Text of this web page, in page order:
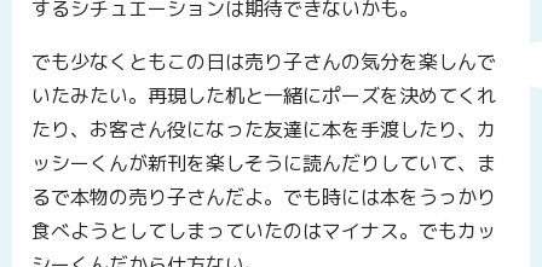
するシチュエーションは期待できないかも。
でも少なくともこの日は売り子さんの気分を楽しんで
いたみたい。再現した机と一緒にポーズを決めてくれ
たり、お客さん役になった友達に本を手渡したり、カ
ッシーくんが新刊を楽しそうに読んだりしていて、ま
るで本物の売り子さんだよ。でも時には本をうっかり
食べようとしてしまっていたのはマイナス。でもカッ